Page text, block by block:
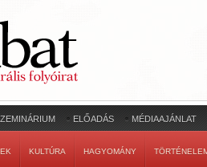
ELŐADÁS MÉDIAAJÁNLAT
KULTÚRA HAGYOMÁNY